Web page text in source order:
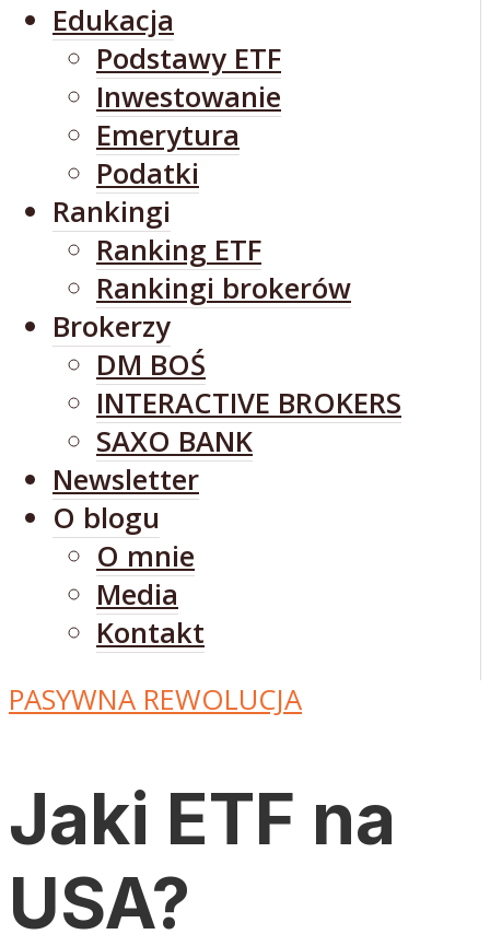
Edukacja
Podstawy ETF
Inwestowanie
Emerytura
Podatki
Rankingi
Ranking ETF
Rankingi brokerów
Brokerzy
DM BOŚ
INTERACTIVE BROKERS
SAXO BANK
Newsletter
O blogu
O mnie
Media
Kontakt
PASYWNA REWOLUCJA
Jaki ETF na
USA?